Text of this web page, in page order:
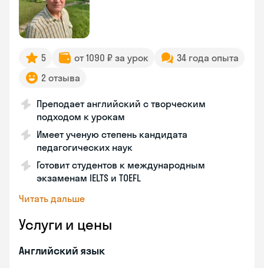
5 от 1090 ₽ за урок
34 года опыта
2 отзыва
Преподает английский с творческим
подходом к урокам
Имеет ученую степень кандидата
педагогических наук
Готовит студентов к международным
экзаменам IELTS и TOEFL
Читать дальше
Услуги и цены
Английский язык